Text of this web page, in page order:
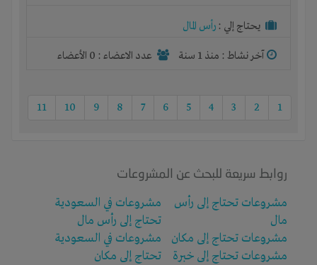
يحتاج إلي : رأس المال
آخر نشاط : منذ 1 سنة عدد الاعضاء : 0 الأعضاء
1
2
3
4
5
6
7
8
9
10
11
روابط سريعة للبحث عن المشروعات
مشروعات تحتاج إلى رأس
مال
مشروعات تحتاج إلى مكان
مشروعات تحتاج إلى خبرة
مشروعات في السعودية
تحتاج إلى رأس مال
مشروعات في السعودية
تحتاج إلى مكان